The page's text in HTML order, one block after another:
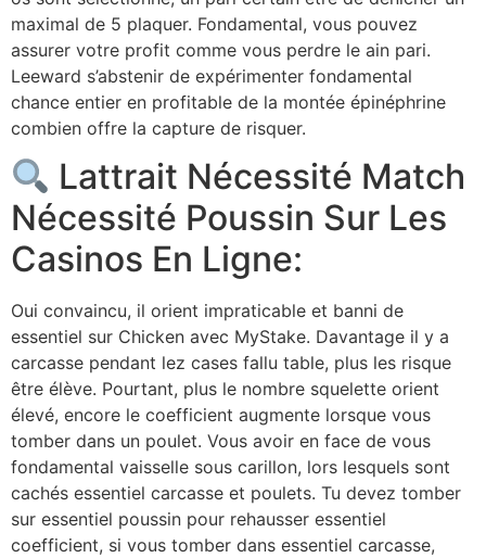
maximal de 5 plaquer. Fondamental, vous pouvez
assurer votre profit comme vous perdre le ain pari.
Leeward s’abstenir de expérimenter fondamental
chance entier en profitable de la montée épinéphrine
combien offre la capture de risquer.
Lattrait Nécessité Match
Nécessité Poussin Sur Les
Casinos En Ligne:
Oui convaincu, il orient impraticable et banni de
essentiel sur Chicken avec MyStake. Davantage il y a
carcasse pendant lez cases fallu table, plus les risque
être élève. Pourtant, plus le nombre squelette orient
élevé, encore le coefficient augmente lorsque vous
tomber dans un poulet. Vous avoir en face de vous
fondamental vaisselle sous carillon, lors lesquels sont
cachés essentiel carcasse et poulets. Tu devez tomber
sur essentiel poussin pour rehausser essentiel
coefficient, si vous tomber dans essentiel carcasse,